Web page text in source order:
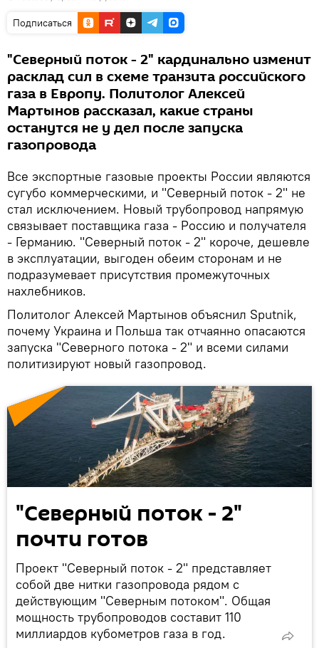
Подписаться
"Северный поток - 2" кардинально изменит
расклад сил в схеме транзита российского
газа в Европу. Политолог Алексей
Мартынов рассказал, какие страны
останутся не у дел после запуска
газопровода
Все экспортные газовые проекты России являются
сугубо коммерческими, и "Северный поток - 2" не
стал исключением. Новый трубопровод напрямую
связывает поставщика газа - Россию и получателя
- Германию. "Северный поток - 2" короче, дешевле
в эксплуатации, выгоден обеим сторонам и не
подразумевает присутствия промежуточных
нахлебников.
Политолог Алексей Мартынов объяснил Sputnik,
почему Украина и Польша так отчаянно опасаются
запуска "Северного потока - 2" и всеми силами
политизируют новый газопровод.
"Северный поток - 2"
почти готов
Проект "Северный поток - 2" представляет
собой две нитки газопровода рядом с
действующим "Северным потоком". Общая
мощность трубопроводов составит 110
миллиардов кубометров газа в год.